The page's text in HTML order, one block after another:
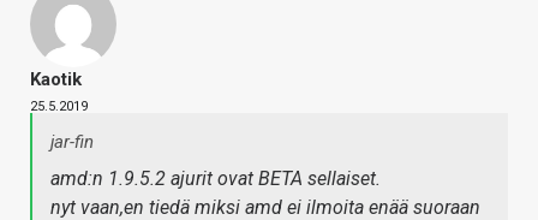
Kaotik
25.5.2019
jar-fin
amd:n 1.9.5.2 ajurit ovat BETA sellaiset.
nyt vaan,en tiedä miksi amd ei ilmoita enää suoraan